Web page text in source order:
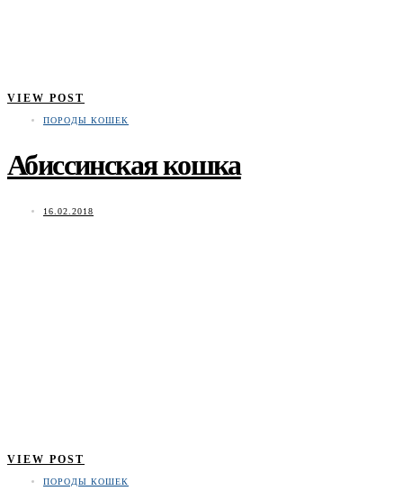
VIEW POST
ПОРОДЫ КОШЕК
Абиссинская кошка
16.02.2018
VIEW POST
ПОРОДЫ КОШЕК